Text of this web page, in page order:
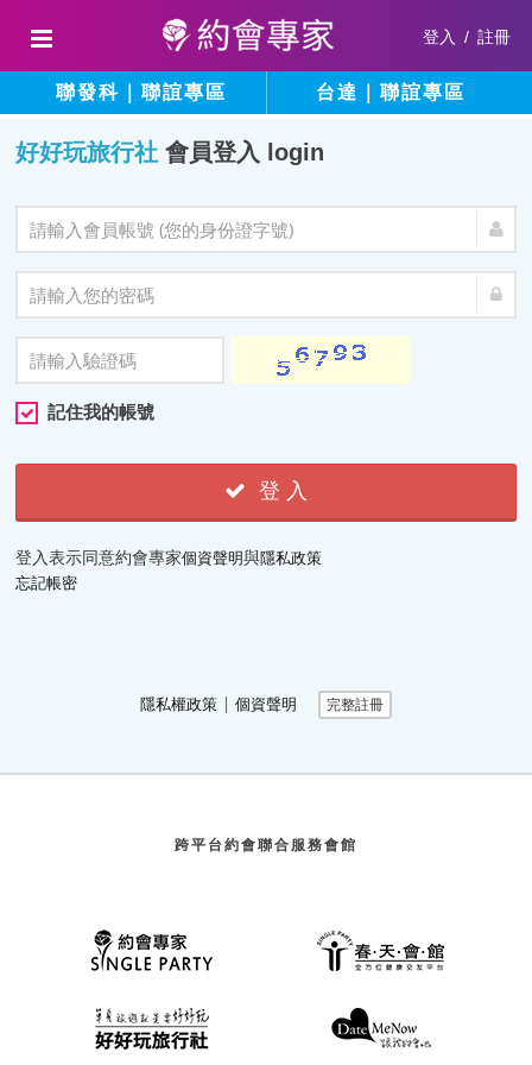
登入 / 註冊
聯發科｜聯誼專區 台達｜聯誼專區
好好玩旅行社 會員登入 login
記住我的帳號
登 入
登入表示同意約會專家個資聲明與隱私政策
忘記帳密
隱私權政策 ∣ 個資聲明 完整註冊
跨平台約會聯合服務會館